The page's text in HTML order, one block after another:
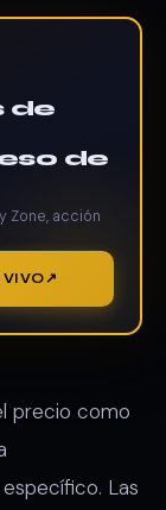
de
de
Zone, acción
precio como
Las